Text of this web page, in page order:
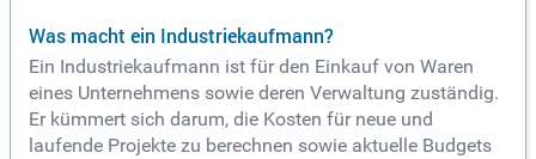
Was macht ein Industriekaufmann?
Ein Industriekaufmann ist für den Einkauf von Waren
eines Unternehmens sowie deren Verwaltung zuständig.
Er kümmert sich darum, die Kosten für neue und
laufende Projekte zu berechnen sowie aktuelle Budgets